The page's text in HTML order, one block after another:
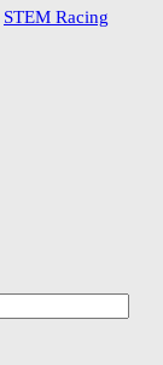
STEM Racing